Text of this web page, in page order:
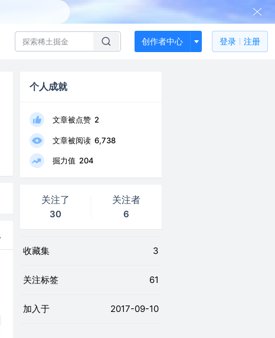
创作者中心 登录 注册
个人成就
文章被点赞 2
文章被阅读 6,738
掘力值 204
关注了
30
关注者
6
收藏集 3
关注标签 61
加入于 2017-09-10